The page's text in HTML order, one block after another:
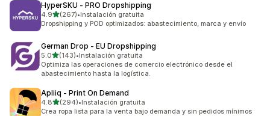
HyperSKU ‑ PRO Dropshipping
4.9de 5 estrellas
(267)
267 reseñas en total
•Instalación gratuita
Dropshipping y POD optimizados: abastecimiento, marca y envío
German Drop ‑ EU Dropshipping
5.0de 5 estrellas
(143)
143 reseñas en total
•Instalación gratuita
Optimiza las operaciones de comercio electrónico desde el
abastecimiento hasta la logística.
Apliiq ‑ Print On Demand
4.8de 5 estrellas
(294)
294 reseñas en total
•Instalación gratuita
Crea ropa lista para la venta bajo demanda y sin pedidos mínimos